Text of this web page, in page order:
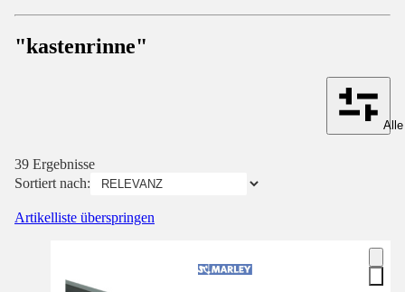
"kastenrinne"
39 Ergebnisse
Sortiert nach:
Artikelliste überspringen